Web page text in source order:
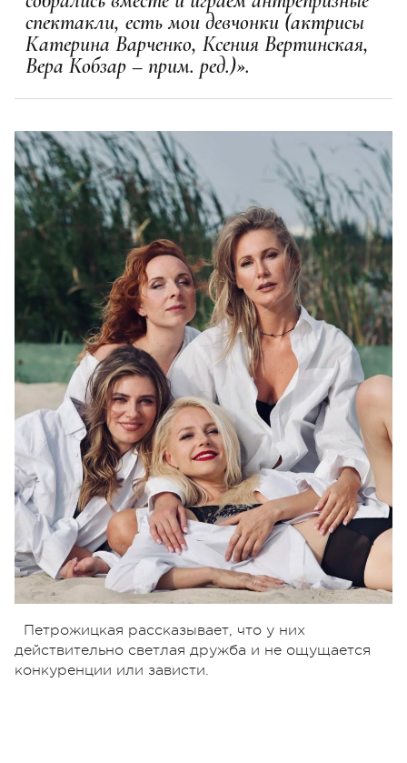
спектакли, есть мои девчонки (актрисы
Катерина Варченко, Ксения Вертинская,
Вера Кобзар – прим. ред.)».
Петрожицкая рассказывает, что у них
действительно светлая дружба и не ощущается
конкуренции или зависти.